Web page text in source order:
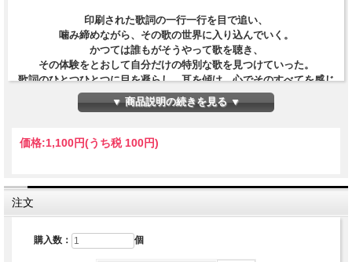
印刷された歌詞の一行一行を目で追い、
噛み締めながら、その歌の世界に入り込んでいく。
かつては誰もがそうやって歌を聴き、
その体験をとおして自分だけの特別な歌を見つけていった。
歌詞のひとつひとつに目を凝らし、耳を傾け、心でそのすべてを感じ
取る。
大切なうたを深く、味わい尽くすための道しるべとしての「うたのこ
2020年5月20日発行
▼ 商品説明の続きを見る ▼
価格:1,100円(うち税 100円)
注文
購入数： 個